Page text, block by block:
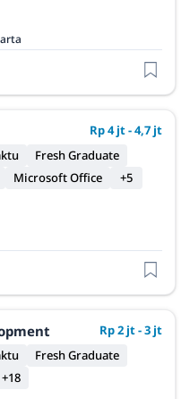
Rp 4 jt - 4,7 jt
Fresh Graduate
Microsoft Office +5
Rp 2 jt - 3 jt
Fresh Graduate
+18